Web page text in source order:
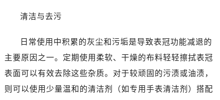
佛山市禅城区季华五路57号万科金融中心C座12层1205室（需提前预约）
东莞市东城街道鸿福东路1号民盈国贸中心T1写字楼9层907室（需提前预约）
无锡市梁溪区人民中路139号恒隆广场写字楼1座11层1104室（需提前预约）
清洁与去污
日常使用中积累的灰尘和污垢是导致表冠功能减退的
主要原因之一。定期使用柔软、干燥的布料轻轻擦拭表冠
表面可以有效去除这些杂质。对于较顽固的污渍或油渍，
则可以使用少量温和的清洁剂（如专用手表清洁剂）搭配